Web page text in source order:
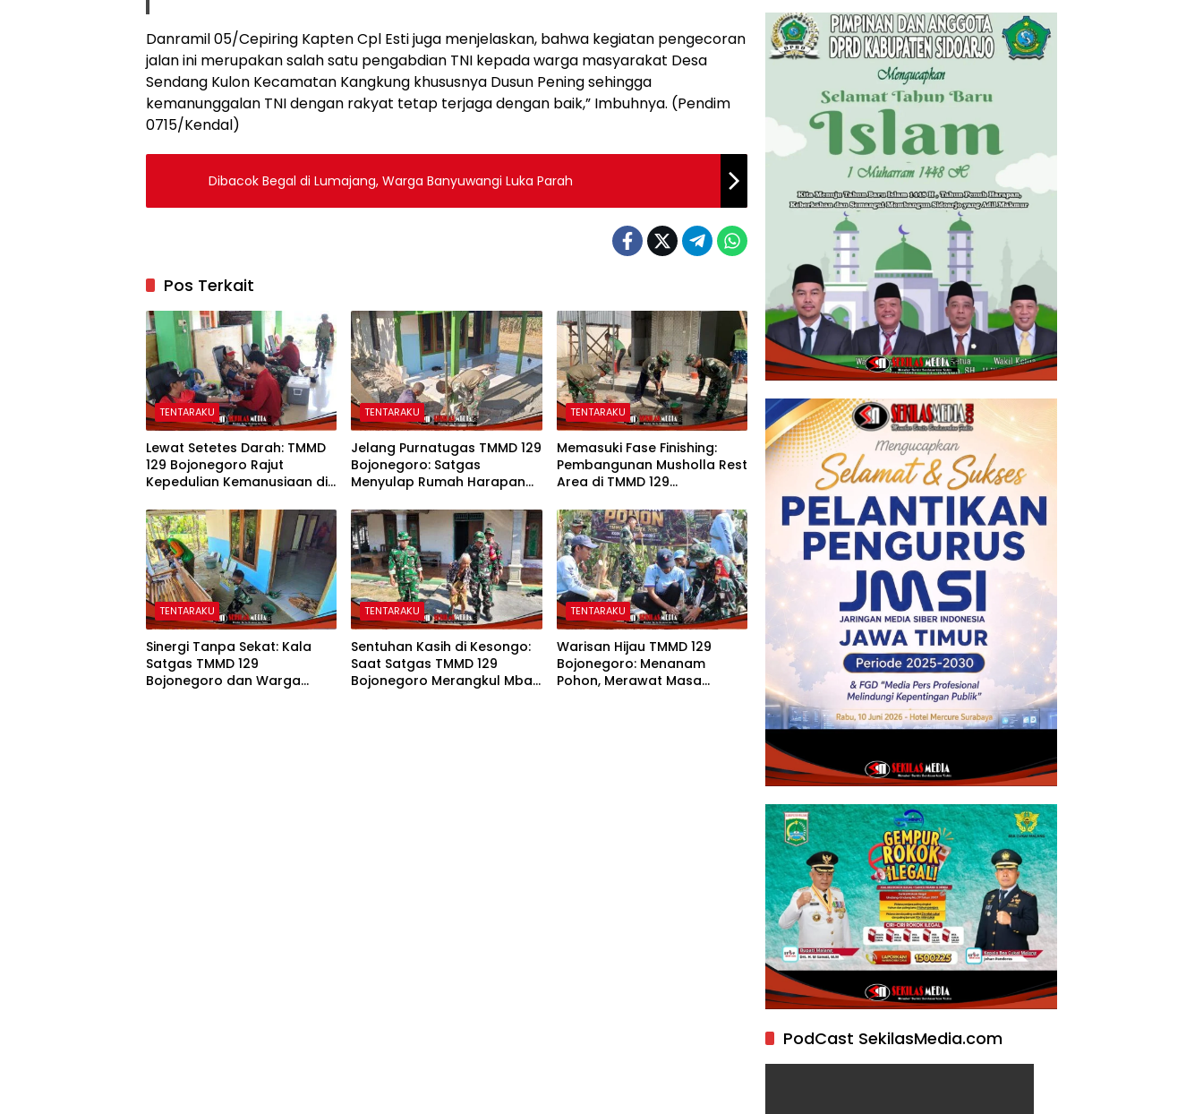
Danramil 05/Cepiring Kapten Cpl Esti juga menjelaskan, bahwa kegiatan pengecoran
jalan ini merupakan salah satu pengabdian TNI kepada warga masyarakat Desa
Sendang Kulon Kecamatan Kangkung khususnya Dusun Pening sehingga
kemanunggalan TNI dengan rakyat tetap terjaga dengan baik,” Imbuhnya. (Pendim
0715/Kendal)
Dibacok Begal di Lumajang, Warga Banyuwangi Luka Parah
Pos Terkait
TENTARAKU
Lewat Setetes Darah: TMMD
129 Bojonegoro Rajut
Kepedulian Kemanusiaan di
TENTARAKU
Jelang Purnatugas TMMD 129
Bojonegoro: Satgas
Menyulap Rumah Harapan
Hunian Layak dan Nyaman
TENTARAKU
Memasuki Fase Finishing:
Pembangunan Musholla Rest
Area di TMMD 129
Keramik dan Pengecatan
Teras
TENTARAKU
Sinergi Tanpa Sekat: Kala
Satgas TMMD 129
Bojonegoro dan Warga
TENTARAKU
Sentuhan Kasih di Kesongo:
Saat Satgas TMMD 129
Bojonegoro Merangkul Mbah
TENTARAKU
Warisan Hijau TMMD 129
Bojonegoro: Menanam
Pohon, Merawat Masa
PodCast SekilasMedia.com